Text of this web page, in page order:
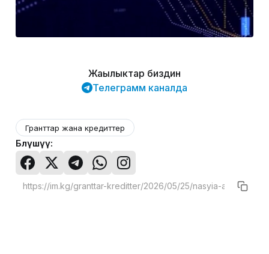
Жаңылыктар биздин
Телеграмм каналда
Гранттар жана кредиттер
Бөлүшүү: